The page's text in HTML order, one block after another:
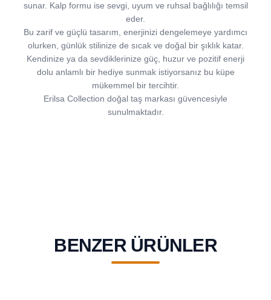
sunar. Kalp formu ise sevgi, uyum ve ruhsal bağlılığı temsil
eder.
Bu zarif ve güçlü tasarım, enerjinizi dengelemeye yardımcı
olurken, günlük stilinize de sıcak ve doğal bir şıklık katar.
Kendinize ya da sevdiklerinize güç, huzur ve pozitif enerji
dolu anlamlı bir hediye sunmak istiyorsanız bu küpe
mükemmel bir tercihtir.
Erilsa Collection doğal taş markası güvencesiyle
sunulmaktadır.
BENZER ÜRÜNLER